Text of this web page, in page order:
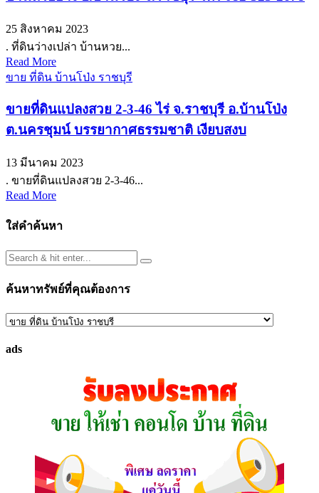
25 สิงหาคม 2023
. ที่ดินว่างเปล่า บ้านหวย...
Read More
ขาย ที่ดิน บ้านโป่ง ราชบุรี
ขายที่ดินแปลงสวย 2-3-46 ไร่ จ.ราชบุรี อ.บ้านโป่ง
ต.นครชุมน์ บรรยากาศธรรมชาติ เงียบสงบ
13 มีนาคม 2023
. ขายที่ดินแปลงสวย 2-3-46...
Read More
ใส่คำค้นหา
ค้นหาทรัพย์ที่คุณต้องการ
ค้นหา
ที่
ads